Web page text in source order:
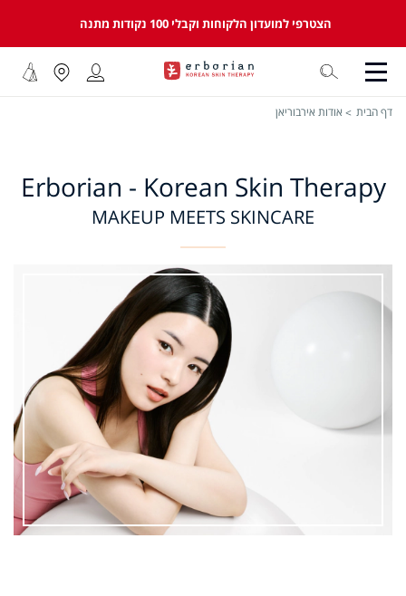
הצטרפי למועדון הלקוחות וקבלי 100 נקודות מתנה
דף הבית אודות אירבוריאן
Erborian - Korean Skin Therapy
MAKEUP MEETS SKINCARE